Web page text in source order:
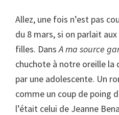
Allez, une fois n’est pas
du 8 mars, si on parlait
filles. DansA ma source
chuchote à notre oreille la
par une adolescente. Un
comme un coup de poing
l’était celui de Jeanne